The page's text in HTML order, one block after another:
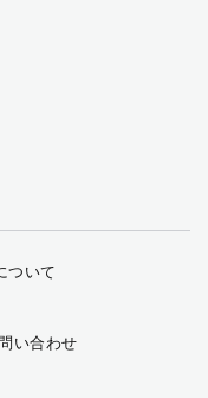
ついて
い合わせ